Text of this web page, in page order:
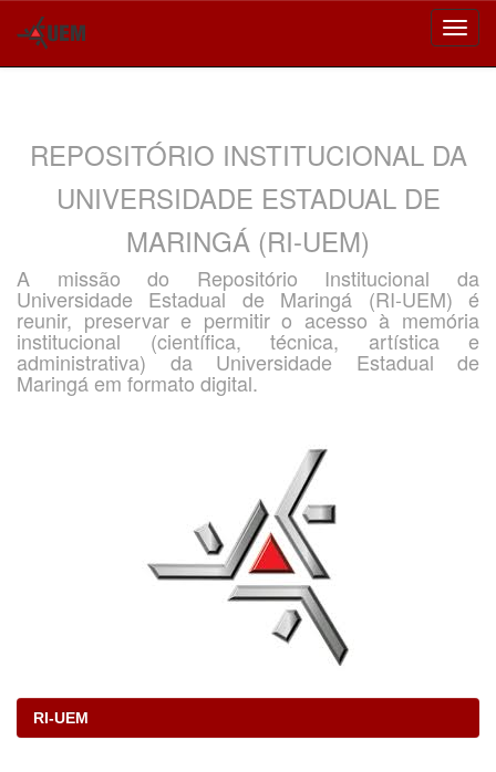
REPOSITÓRIO INSTITUCIONAL DA
UNIVERSIDADE ESTADUAL DE
MARINGÁ (RI-UEM)
A missão do Repositório Institucional da
Universidade Estadual de Maringá (RI-UEM) é
reunir, preservar e permitir o acesso à memória
institucional (científica, técnica, artística e
administrativa) da Universidade Estadual de
Maringá em formato digital.
RI-UEM